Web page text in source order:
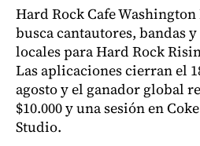
Hard Rock Cafe Washington
busca cantautores, bandas y
locales para Hard Rock
Las aplicaciones cierran el
agosto y el ganador global
$10.000 y una sesión en Coke
Studio.